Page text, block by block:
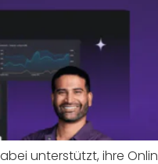
unterstützt, ihre